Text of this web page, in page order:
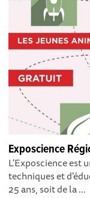
Exposcience
L'Exposcience est
techniques et
25 ans, soit de la ...